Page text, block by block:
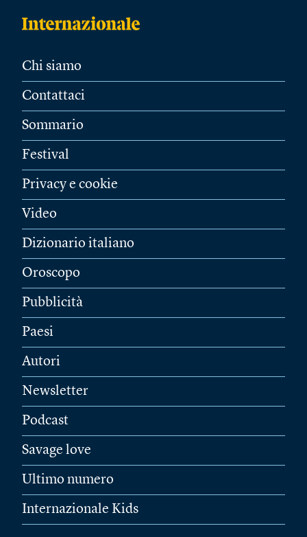
Chi siamo
Contattaci
Sommario
Festival
Privacy e cookie
Video
Dizionario italiano
Oroscopo
Pubblicità
Paesi
Autori
Newsletter
Podcast
Savage love
Ultimo numero
Internazionale Kids